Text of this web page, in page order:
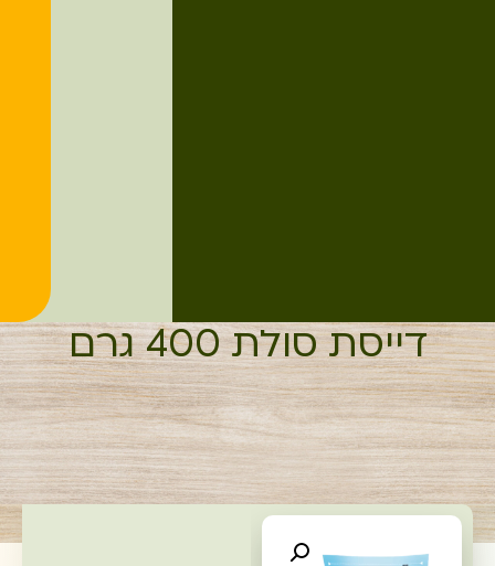
דייסת סולת 400 גרם